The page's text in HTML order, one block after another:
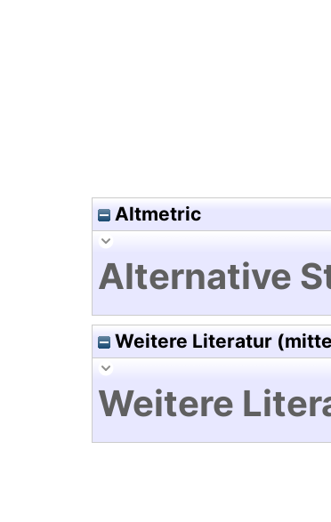
Altmetric
Alternative
Weitere Literatur
Weitere